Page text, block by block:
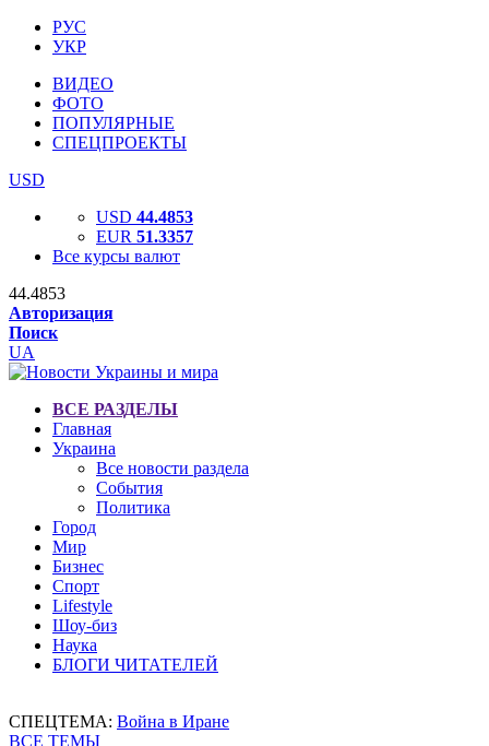
РУС
УКР
ВИДЕО
ФОТО
ПОПУЛЯРНЫЕ
СПЕЦПРОЕКТЫ
USD
USD 44.4853
EUR 51.3357
Все курсы валют
44.4853
Авторизация
Поиск
UA
ВСЕ РАЗДЕЛЫ
Главная
Украина
Все новости раздела
События
Политика
Город
Мир
Бизнес
Спорт
Lifestyle
Шоу-биз
Наука
БЛОГИ ЧИТАТЕЛЕЙ
СПЕЦТЕМА: Война в Иране
ВСЕ ТЕМЫ